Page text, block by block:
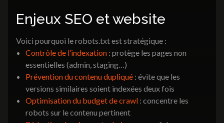
Identité visuelle
Nos réalisations
3K Magazine
Nous contacter
Enjeux SEO et website
Voici pourquoi le robots.txt est stratégique :
Contrôle de l’indexation : protège les pages non
essentielles (admin, staging…)
Prévention du contenu dupliqué : évite que les
versions similaires soient indexées deux fois
Optimisation du budget de crawl : concentre les
robots sur le contenu pertinent